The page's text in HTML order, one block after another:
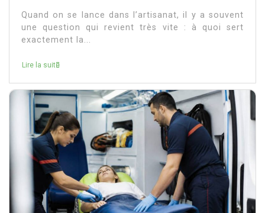
Quand on se lance dans l’artisanat, il y a souvent
une question qui revient très vite : à quoi sert
exactement la...
Lire la suite